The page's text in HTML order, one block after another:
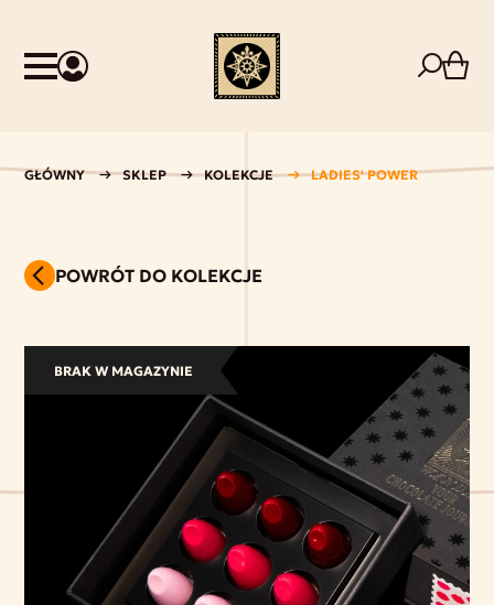
GŁÓWNY SKLEP KOLEKCJE LADIES' POWER
POWRÓT DO KOLEKCJE
BRAK W MAGAZYNIE